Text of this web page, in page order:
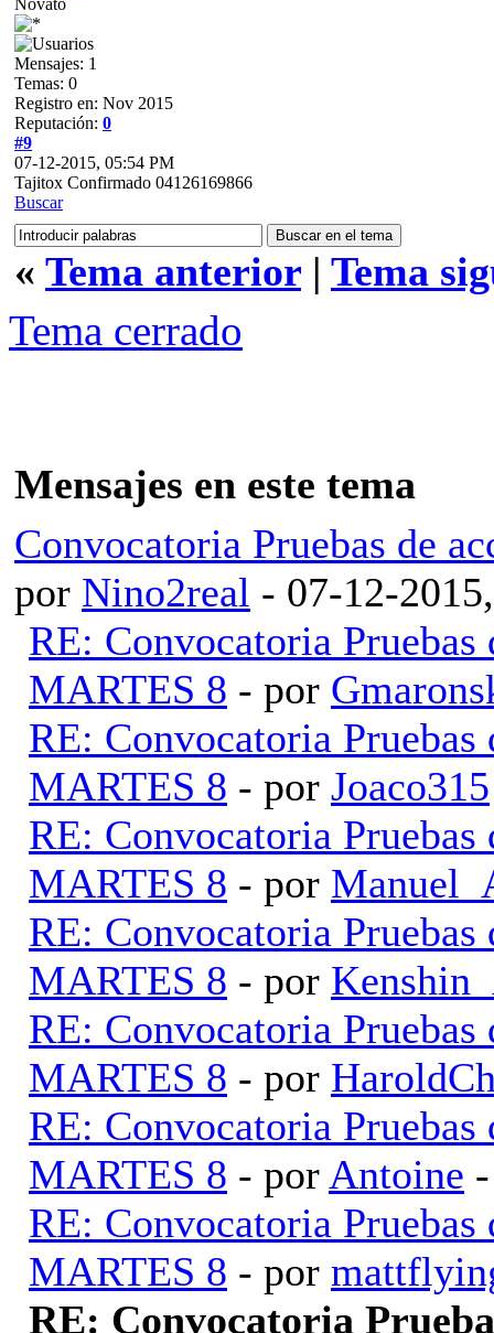
Mensajes: 1
Temas: 0
Registro en: Nov 2015
Reputación: 0
#9
07-12-2015, 05:54 PM
Tajitox Confirmado 04126169866
Buscar
« Tema anterior | Tema
Tema cerrado
Mensajes en este tema
Convocatoria Pruebas de
por Nino2real - 07-12-
RE: Convocatoria
MARTES 8 - por
RE: Convocatoria
MARTES 8 - por Joaco315
RE: Convocatoria
MARTES 8 - por
RE: Convocatoria
MARTES 8 - por
RE: Convocatoria
MARTES 8 - por
RE: Convocatoria
MARTES 8 - por Antoine
RE: Convocatoria
MARTES 8 - por
RE: Convocatoria